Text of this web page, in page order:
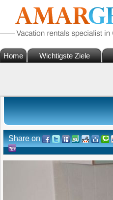
Home Wichtigste Ziele
Share on